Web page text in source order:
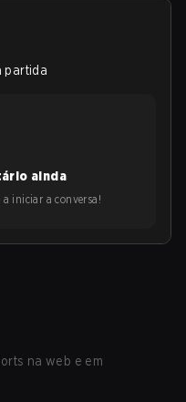
partida
ainda
iniciar a conversa!
na web e em